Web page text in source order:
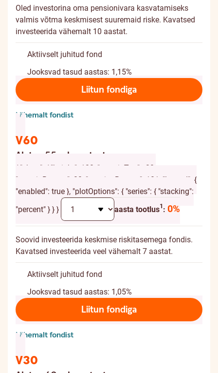
Oled investorina oma pensionivara kasvatamiseks
valmis võtma keskmisest suuremaid riske. Kavatsed
investeerida vähemalt 10 aastat.
Aktiivselt juhitud fond
Jooksvad tasud aastas: 1,15%
Liitun fondiga
Lähemalt fondist
V60
Alates 55. eluaastast
{ "chart": { "height": 120, "marginTop": -20,
"marginBottom": 20, "spacingBottom": 10 }, "legend": {
"enabled": true }, "plotOptions": { "series": { "stacking":
"percent" } } }
aasta tootlus1
Täiendav selgitus
: 0%
Soovid investeerida keskmise riskitasemega fondis.
Kavatsed investeerida veel vähemalt 7 aastat.
Aktiivselt juhitud fond
Jooksvad tasud aastas: 1,05%
Liitun fondiga
Lähemalt fondist
V30